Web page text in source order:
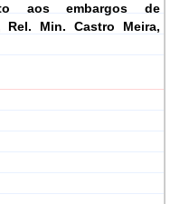
aos embargos de
Rel. Min. Castro Meira,